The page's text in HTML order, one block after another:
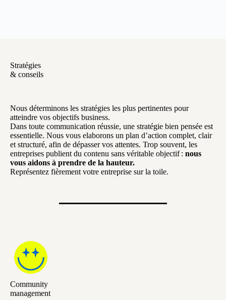
Stratégies
& conseils
Nous déterminons les stratégies les plus pertinentes pour
atteindre vos objectifs business.
Dans toute communication réussie, une stratégie bien pensée est
essentielle. Nous vous elaborons un plan d’action complet, clair
et structuré, afin de dépasser vos attentes. Trop souvent, les
entreprises publient du contenu sans véritable objectif : nous
vous aidons à prendre de la hauteur.
Représentez fièrement votre entreprise sur la toile.
Community
management